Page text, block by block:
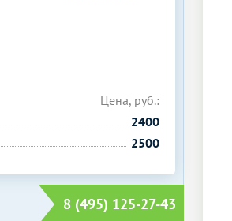
Цена, руб.:
2400
2500
8 (495) 125-27-43